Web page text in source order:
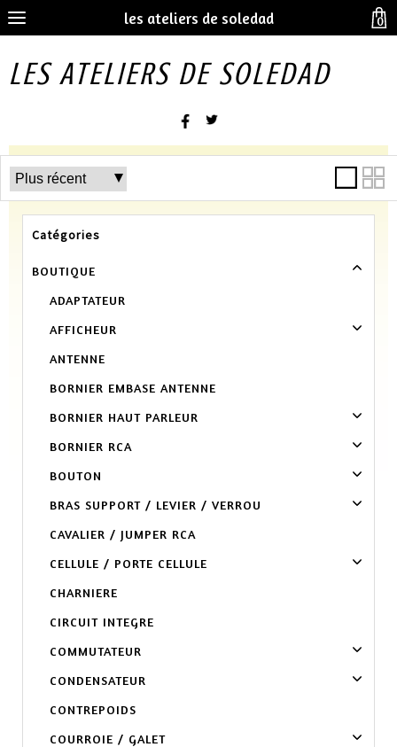
les ateliers de soledad
LES ATELIERS DE SOLEDAD
Catégories
BOUTIQUE
ADAPTATEUR
AFFICHEUR
ANTENNE
BORNIER EMBASE ANTENNE
BORNIER HAUT PARLEUR
BORNIER RCA
BOUTON
BRAS SUPPORT / LEVIER / VERROU
CAVALIER / JUMPER RCA
CELLULE / PORTE CELLULE
CHARNIERE
CIRCUIT INTEGRE
COMMUTATEUR
CONDENSATEUR
CONTREPOIDS
COURROIE / GALET
0